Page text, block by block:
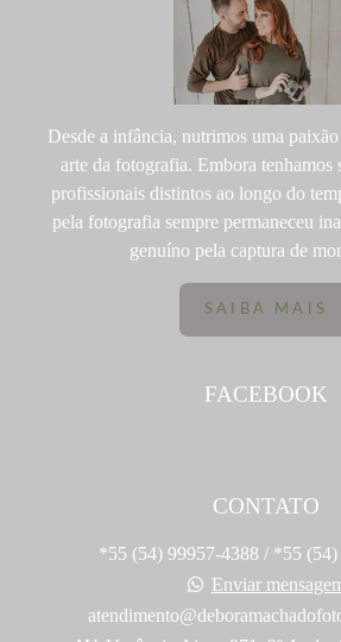
Desde a infância, nutrimos uma
arte da fotografia. Embora tenhamos
profissionais distintos ao longo do
pela fotografia sempre permaneceu
genuíno pela captura de
SAIBA MAIS
FACEBOOK
CONTATO
*55 (54) 99957-4388 / *55 (54)
Enviar